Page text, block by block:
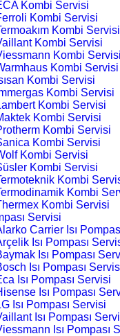
Kombi Servisi
Kombi Servisi
Kombi Servisi
Kombi Servisi
Kombi Servisi
Kombi Servisi
Kombi Servisi
Kombi Servisi
Kombi Servisi
Kombi Servisi
Kombi Servisi
Kombi Servisi
Kombi Servisi
Kombi Servisi
Kombi
Kombi
Kombi Servisi
Servisi
Carrier Isı
Isı Pompası
Isı Pompası
Isı Pompası
Isı Pompası Servisi
Isı Pompası
Isı Pompası Servisi
Isı Pompası
Isı Pompası